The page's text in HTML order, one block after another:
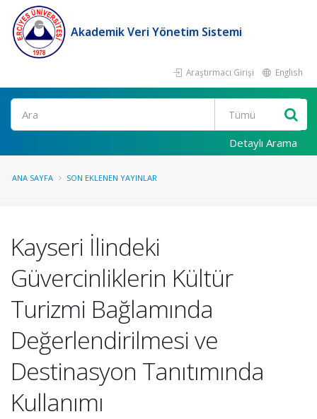
Akademik Veri Yönetim Sistemi
Araştırmacı Girişi English
Ara
Detaylı Arama
ANA SAYFA SON EKLENEN YAYINLAR
Kayseri İlindeki
Güvercinliklerin Kültür
Turizmi Bağlamında
Değerlendirilmesi ve
Destinasyon Tanıtımında
Kullanımı